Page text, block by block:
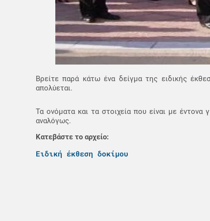
Βρείτε παρά κάτω ένα δείγμα της ειδικής
απολύεται.
Τα ονόματα και τα στοιχεία που είναι με
αναλόγως.
Κατεβάστε το αρχείο:
Ειδική έκθεση δοκίμου